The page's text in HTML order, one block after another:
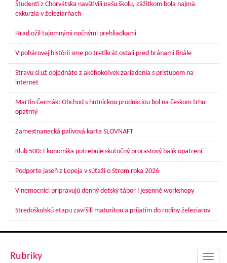
Študenti z Chorvátska navštívili našu školu, zážitkom bola najmä
exkurzia v železiarňach
Hrad ožil tajomnými nočnými prehliadkami
V pohárovej histórii sme po tretíkrát ostali pred bránami finále
Stravu si už objednáte z akéhokoľvek zariadenia s prístupom na
internet
Martin Čermák: Obchod s hutníckou produkciou bol na českom trhu
opatrný
Zamestnanecká palivová karta SLOVNAFT
Klub 500: Ekonomika potrebuje skutočný prorastový balík opatrení
Podporte jaseň z Lopeja v súťaži o Strom roka 2026
V nemocnici pripravujú denný detský tábor i jesenné workshopy
Stredoškolskú etapu zavŕšili maturitou a prijatím do rodiny železiarov
Rubriky